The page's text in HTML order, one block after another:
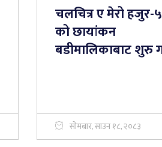
चलचित्र ए मेरो हजुर-५
को छायांकन
बडीमालिकाबाट शुरु
सोमबार, साउन १८, २०८३